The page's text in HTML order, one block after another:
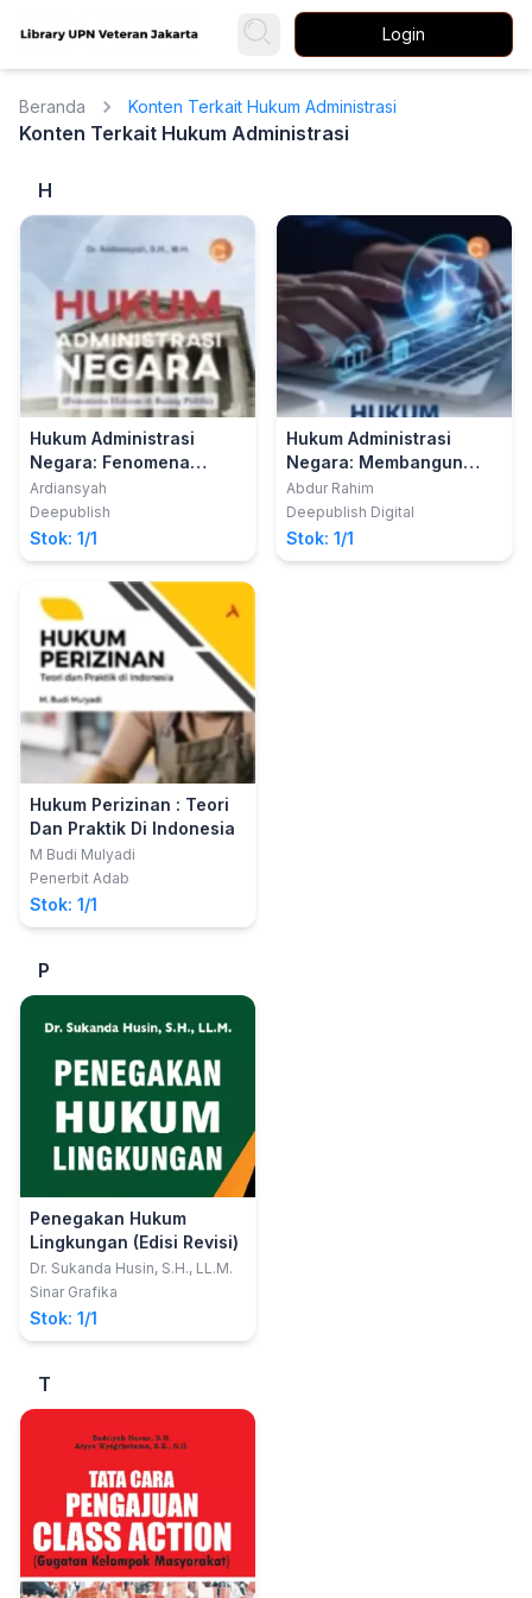
Login
Beranda Konten Terkait Hukum Administrasi
Konten Terkait Hukum Administrasi
H
Hukum Administrasi
Negara: Fenomena
Hukum di Ruang Publik
Ardiansyah
Deepublish
Stok: 1/1
Hukum Administrasi
Negara: Membangun
Kewenangan dan
Keadilan dalam
Pemerintahan
Abdur Rahim
Deepublish Digital
Stok: 1/1
Hukum Perizinan : Teori
Dan Praktik Di Indonesia
M Budi Mulyadi
Penerbit Adab
Stok: 1/1
P
Penegakan Hukum
Lingkungan (Edisi Revisi)
Dr. Sukanda Husin, S.H., LL.M.
Sinar Grafika
Stok: 1/1
T